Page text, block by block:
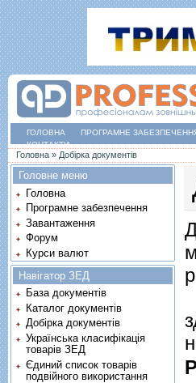
ГОЛОВНА ПРОГРАМНЕ
КОНТАКТИ
Ви є тут
Головна » Добірка документів
Головне меню
Головна
Програмне забезпечення
Завантаження
Форум
Курси валют
Навігатор ЗЕД
База документів
Каталог документів
Добірка документів
Українська класифікація
товарів ЗЕД
Єдиний список товарів
подвійного використання